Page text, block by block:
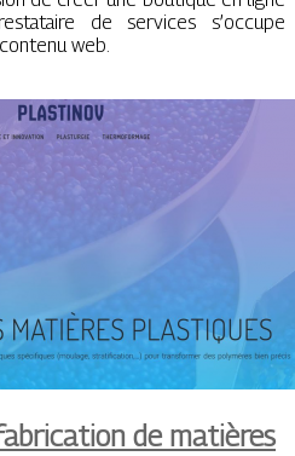
de services s’occupe
web.
de matières